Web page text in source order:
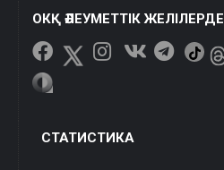
ОКҚ ӘЛЕУМЕТТІК ЖЕЛІЛЕРДЕ
СТАТИСТИКА